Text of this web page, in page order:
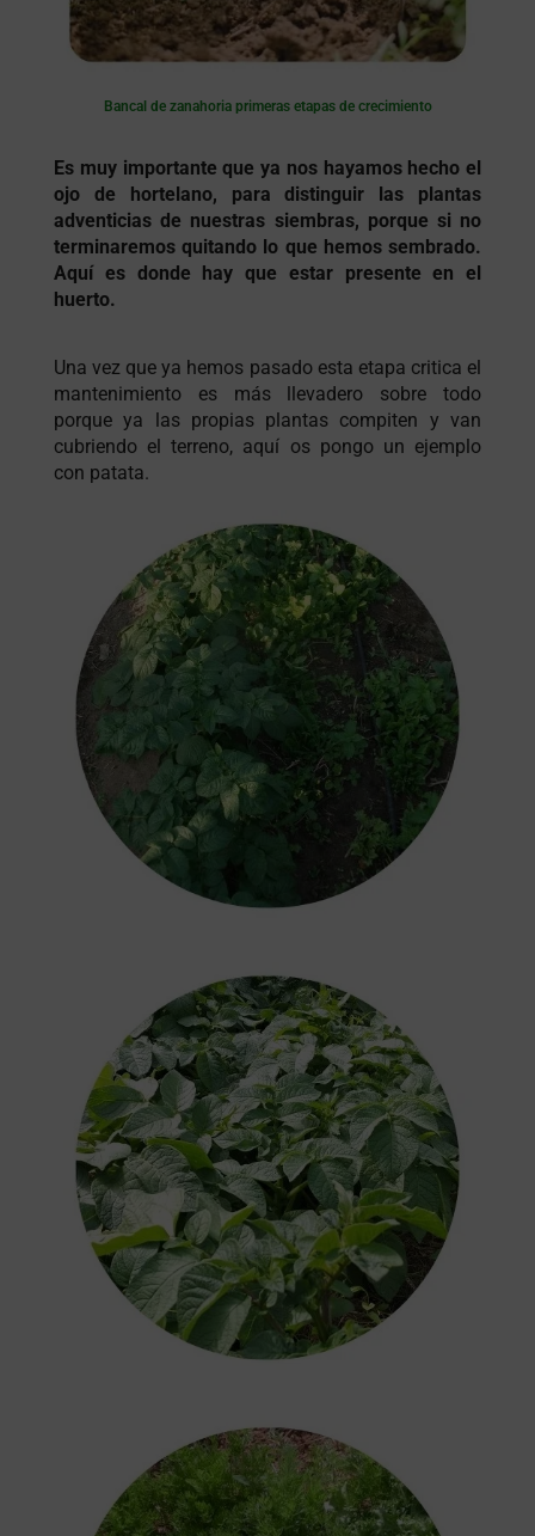
Bancal de zanahoria primeras etapas de crecimiento
Es muy importante que ya nos hayamos hecho el
ojo de hortelano, para distinguir las plantas
adventicias de nuestras siembras, porque si no
terminaremos quitando lo que hemos sembrado.
Aquí es donde hay que estar presente en el
huerto.
Una vez que ya hemos pasado esta etapa critica el
mantenimiento es más llevadero sobre todo
porque ya las propias plantas compiten y van
cubriendo el terreno, aquí os pongo un ejemplo
con patata.